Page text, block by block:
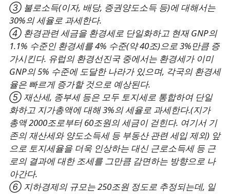
③ 불로소득(이자, 배당, 증권양도소득 등)에 대해서는
30%의 세율로 과세한다.
④ 환경관련 세금을 환경세로 단일화하고 현재 GNP의
1.1% 수준인 환경세를 4% 수준(약 40조)으로 3%만큼 증
가시킨다. 유럽의 환경선진국 중에서는 환경세가 이미
GNP의 5% 수준에 도달한 나라가 있으며, 각국의 환경세
율은 빠르게 증가할 것으로 예상된다.
⑤ 재산세, 종부세 등은 모두 토지세로 통합하여 단일
화하고 지가총액에 대해 3%의 세율로 과세한다.(지가
총액 2000조로부터 60조원의 세금이 걷힌다. 여기서 기
존의 재산세와 양도소득세 등 부동산 관련 세입 제외) 앞
으로 토지세율을 더욱 인상하는 대신 근로소득세 등 근
로의 결과에 대한 조세를 그만큼 감면하는 방향으로 나
아간다.
⑥ 지하경제의 규모는 250조원 정도로 추정되는데, 일